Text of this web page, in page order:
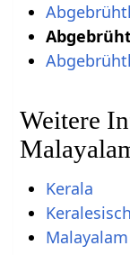
Weitere
Kerala
Keralesisch